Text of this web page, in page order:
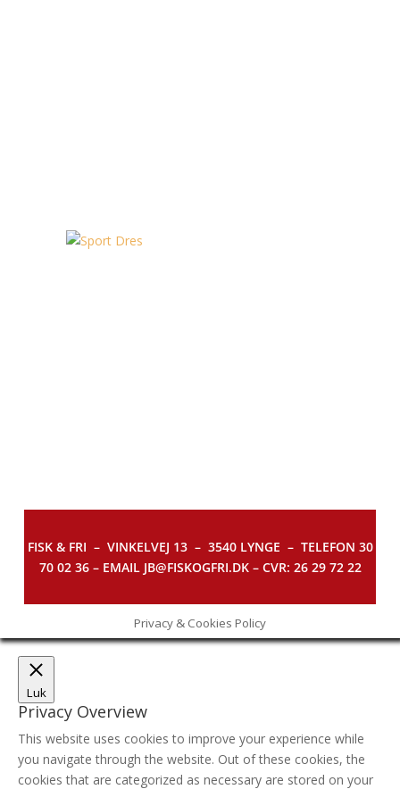
FISK & FRI – VINKELVEJ 13 – 3540 LYNGE – TELEFON 30
70 02 36 – EMAIL JB@FISKOGFRI.DK – CVR: 26 29 72 22
Privacy & Cookies Policy
Luk
Privacy Overview
This website uses cookies to improve your experience while
you navigate through the website. Out of these cookies, the
cookies that are categorized as necessary are stored on your